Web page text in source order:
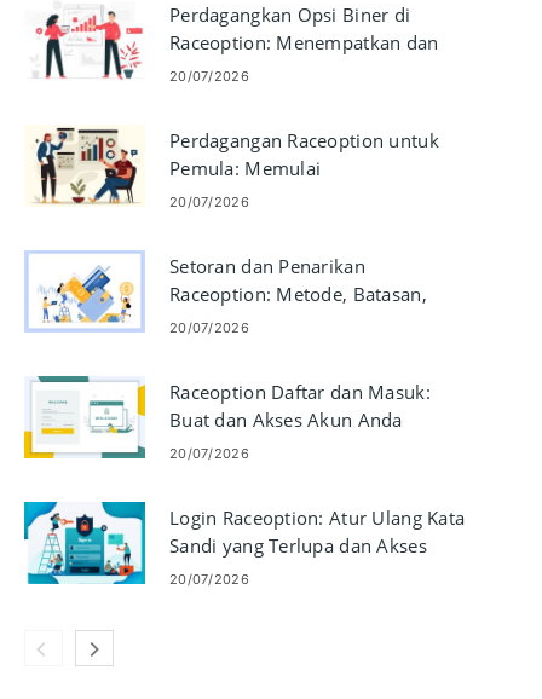
Perdagangkan Opsi Biner di
Raceoption: Menempatkan dan
Mengelola Perdagangan
20/07/2026
Perdagangan Raceoption untuk
Pemula: Memulai
20/07/2026
Setoran dan Penarikan
Raceoption: Metode, Batasan,
Waktu Pemrosesan
20/07/2026
Raceoption Daftar dan Masuk:
Buat dan Akses Akun Anda
20/07/2026
Login Raceoption: Atur Ulang Kata
Sandi yang Terlupa dan Akses
Akun Anda
20/07/2026